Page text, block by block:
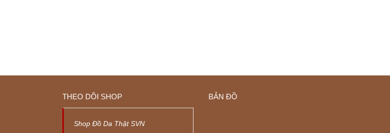
THEO DÕI SHOP
Shop Đồ Da Thật SVN
BẢN ĐỒ